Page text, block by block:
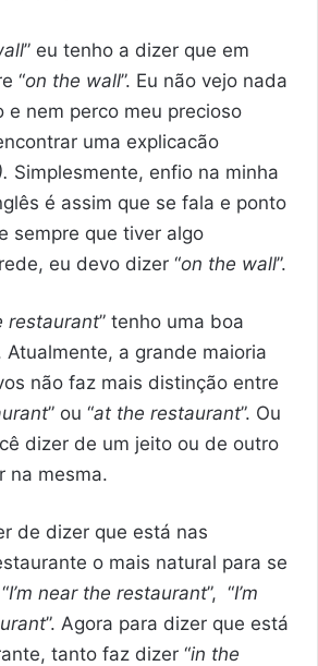
” eu tenho a dizer que em
“on the wall”. Eu não vejo nada
e nem perco meu precioso
uma explicacão
Simplesmente, enfio na minha
é assim que se fala e ponto
sempre que tiver algo
eu devo dizer “on the wall”.
restaurant” tenho uma boa
Atualmente, a grande maioria
não faz mais distinção entre
” ou “at the restaurant”. Ou
dizer de um jeito ou de outro
na mesma.
de dizer que está nas
o mais natural para se
I’m near the restaurant”, “I’m
”. Agora para dizer que está
tanto faz dizer “in the